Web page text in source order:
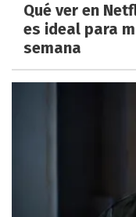
Qué ver en
es ideal para
semana